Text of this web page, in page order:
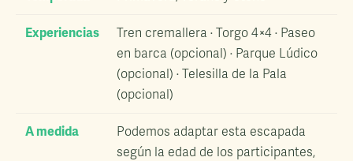
Experiencias
Tren cremallera · Torgo 4×4 · Paseo
en barca (opcional) · Parque Lúdico
(opcional) · Telesilla de la Pala
(opcional)
A medida
Podemos adaptar esta escapada
según la edad de los participantes,